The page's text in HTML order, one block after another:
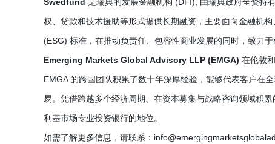
权、贷款和技术援助等形式提供长期融资，主要面向金融机
(ESG) 标准，在推动负责任、包容性商业发展的同时，致力于
Emerging Markets Global Advisory LLP (EMGA) 在伦敦
EMGA 的跨国团队积累了数十年深厚经验，能够代表客户在
易。凭借跨越多个经济周期、在资本募集与战略咨询领域积
利基市场专业投资银行的地位。
如需了解更多信息，请联系：